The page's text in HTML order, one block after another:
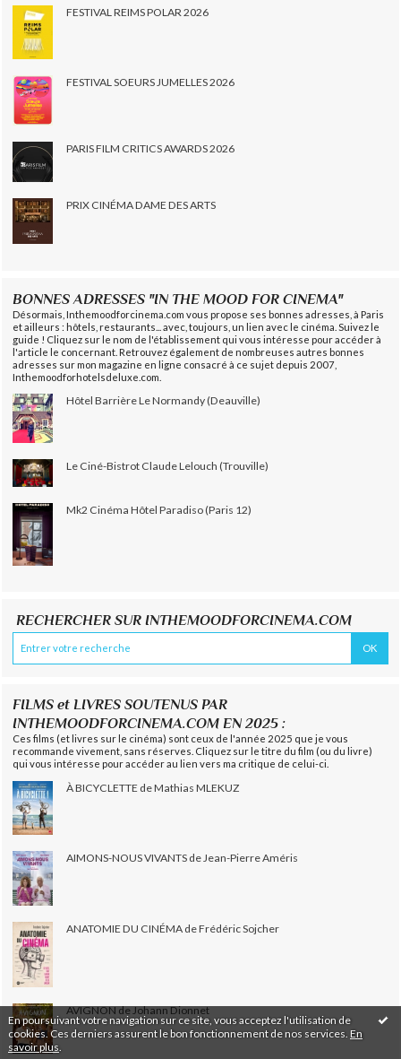
En poursuivant votre navigation sur ce site, vous acceptez l'utilisation de
cookies. Ces derniers assurent le bon fonctionnement de nos services. En
savoir plus
FESTIVAL REIMS POLAR 2026
FESTIVAL SOEURS JUMELLES 2026
PARIS FILM CRITICS AWARDS 2026
PRIX CINÉMA DAME DES ARTS
BONNES ADRESSES "IN THE MOOD FOR CINEMA"
Désormais, Inthemoodforcinema.com vous propose ses bonnes adresses, à Paris
et ailleurs : hôtels, restaurants... avec, toujours, un lien avec le cinéma. Suivez le
guide ! Cliquez sur le nom de l'établissement qui vous intéresse pour accéder à
l'article le concernant. Retrouvez également de nombreuses autres bonnes
adresses sur mon magazine en ligne consacré à ce sujet depuis 2007,
Inthemoodforhotelsdeluxe.com.
Hôtel Barrière Le Normandy (Deauville)
Le Ciné-Bistrot Claude Lelouch (Trouville)
Mk2 Cinéma Hôtel Paradiso (Paris 12)
RECHERCHER SUR INTHEMOODFORCINEMA.COM
FILMS et LIVRES SOUTENUS PAR
INTHEMOODFORCINEMA.COM EN 2025 :
Ces films (et livres sur le cinéma) sont ceux de l'année 2025 que je vous
recommande vivement, sans réserves. Cliquez sur le titre du film (ou du livre)
qui vous intéresse pour accéder au lien vers ma critique de celui-ci.
À BICYCLETTE de Mathias MLEKUZ
AIMONS-NOUS VIVANTS de Jean-Pierre Améris
ANATOMIE DU CINÉMA de Frédéric Sojcher
AVIGNON de Johann Dionnet